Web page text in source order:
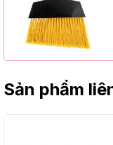
Sản phẩm